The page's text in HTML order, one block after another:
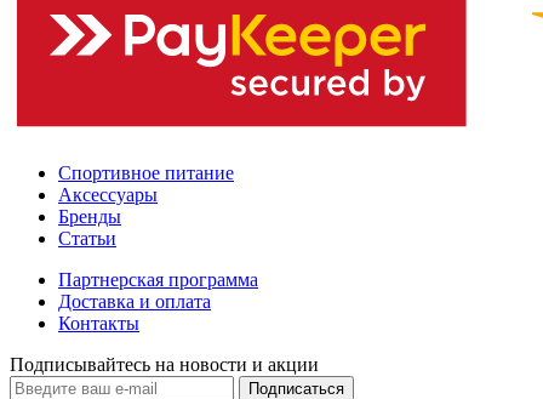
Спортивное питание
Аксессуары
Бренды
Статьи
Партнерская программа
Доставка и оплата
Контакты
Подписывайтесь на новости и акции
Подписаться